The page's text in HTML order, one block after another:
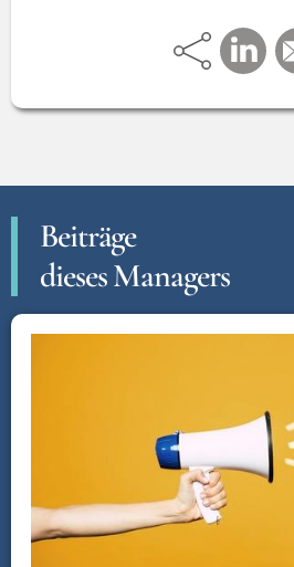
Beiträge
dieses Managers